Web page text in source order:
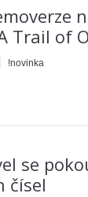
Trail of
!novinka
se
čísel